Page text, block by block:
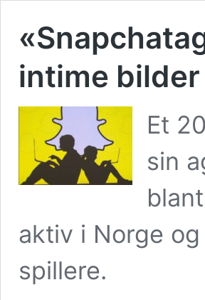
intime bilder
Et
sin
aktiv i Norge
spillere.